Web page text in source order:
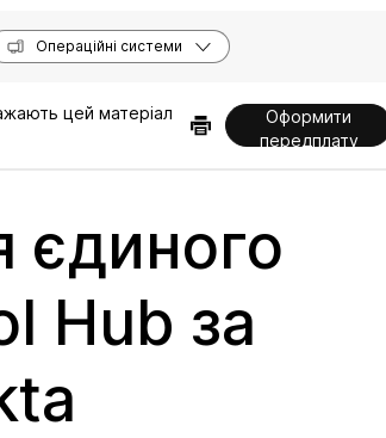
Операційні системи
цей матеріал
Оформити
передплату
єдиного
Hub за